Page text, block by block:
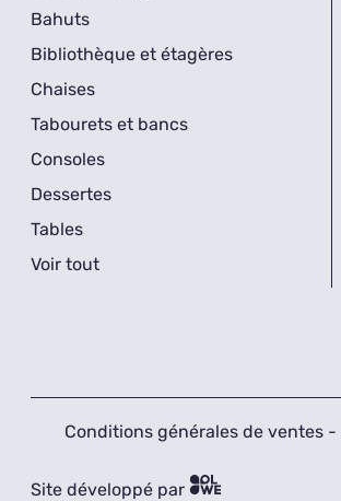
Bahuts
Bibliothèque et étagères
Chaises
Tabourets et bancs
Consoles
Dessertes
Tables
Voir tout
Conditions générales de ventes -
Site développé par